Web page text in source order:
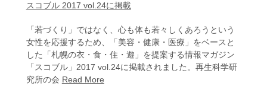
スコブル 2017 vol.24に掲載
「若づくり」ではなく、心も体も若々しくあろうという
女性を応援するため、「美容・健康・医療」をベースと
した「札幌の衣・食・住・遊」を提案する情報マガジン
「スコブル」2017 vol.24に掲載されました。再生科学研
究所の会 Read More